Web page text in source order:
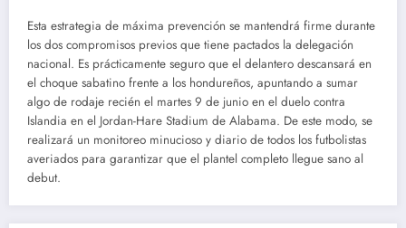
Esta estrategia de máxima prevención se mantendrá firme durante
los dos compromisos previos que tiene pactados la delegación
nacional. Es prácticamente seguro que el delantero descansará en
el choque sabatino frente a los hondureños, apuntando a sumar
algo de rodaje recién el martes 9 de junio en el duelo contra
Islandia en el Jordan-Hare Stadium de Alabama. De este modo, se
realizará un monitoreo minucioso y diario de todos los futbolistas
averiados para garantizar que el plantel completo llegue sano al
debut.